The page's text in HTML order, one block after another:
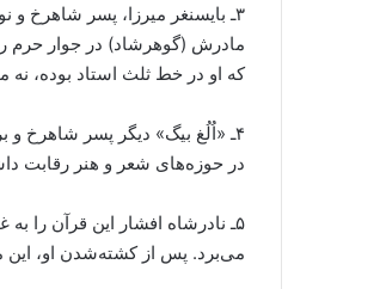
مادرش (گوهرشاد) در جوار حرم
که او در خط ثلث استاد بوده، نه
۴ـ «اُلُغ بیگ» دیگر پسر شاهرخ و
در حوزه‌های شعر و هنر رقابت
۵ـ نادرشاه افشار این قرآن را
می‌برد. پس از کشته‌شدن او،